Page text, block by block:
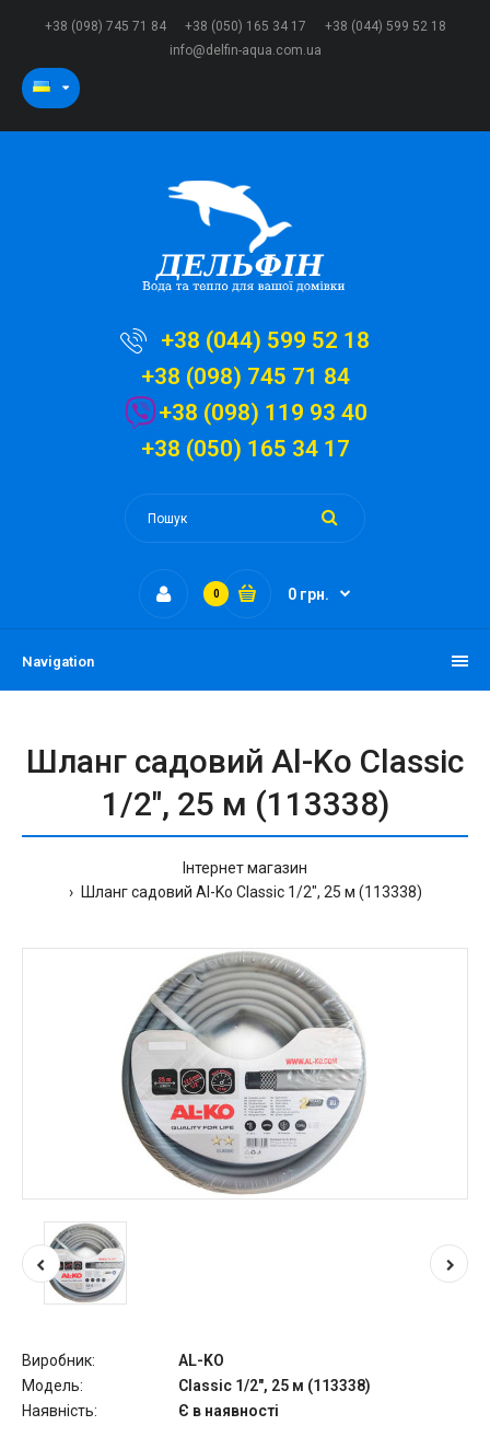
+38 (098) 745 71 84 +38 (050) 165 34 17
+38 (044) 599 52 18
info@delfin-aqua.com.ua
+38 (044) 599 52 18
+38 (098) 745 71 84
+38 (098) 119 93 40
+38 (050) 165 34 17
0 0 грн.
Navigation
Шланг садовий Al-Ko Classic
1/2", 25 м (113338)
Інтернет магазин
Шланг садовий Al-Ko Classic 1/2", 25 м (113338)
Виробник:
AL-KO
Модель:
Classic 1/2", 25 м (113338)
Наявність:
Є в наявності